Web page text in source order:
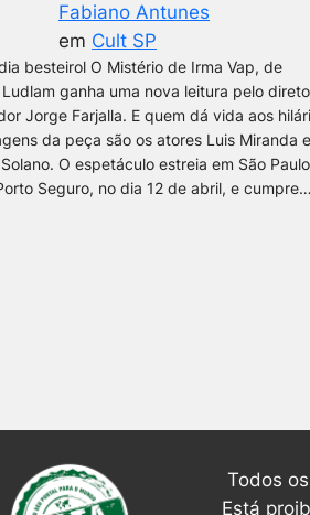
Fabiano Antunes
em Cult SP
besteirol O Mistério de Irma Vap, de
ganha uma nova leitura pelo
Jorge Farjalla. E quem dá vida aos
da peça são os atores Luis Miranda e
O espetáculo estreia em São
Seguro, no dia 12 de abril, e cumpre…
Todos
Está